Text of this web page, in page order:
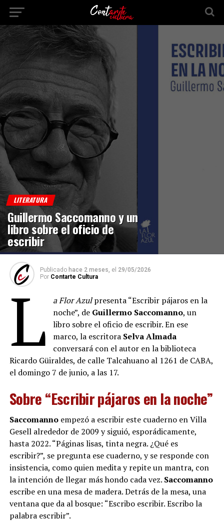
LITERATURA
Guillermo Saccomanno y un
libro sobre el oficio de
escribir
Publicado hace 2 meses, el 29/05/2026
Por Contarte Cultura
L a Flor Azulpresenta “Escribir pájaros en la
noche”, de Guillermo Saccomanno, un
libro sobre el oficio de escribir. En ese
marco, la escritora Selva Almada
conversará con el autor en la biblioteca
Ricardo Güiraldes, de calle Talcahuano al 1261 de CABA,
el domingo 7 de junio, a las 17.
Sobre “Escribir pájaros en la noche”
Saccomanno empezó a escribir este cuaderno en Villa
Gesell alrededor de 2009 y siguió, esporádicamente,
hasta 2022. “Páginas lisas, tinta negra. ¿Qué es
escribir?”, se pregunta ese cuaderno, y se responde con
insistencia, como quien medita y repite un mantra, con
la intención de llegar más hondo cada vez. Saccomanno
escribe en una mesa de madera. Detrás de la mesa, una
ventana que da al bosque: “Escribo escribir. Escribo la
palabra escribir”.